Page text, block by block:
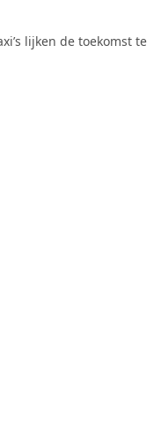
lijken de toekomst te